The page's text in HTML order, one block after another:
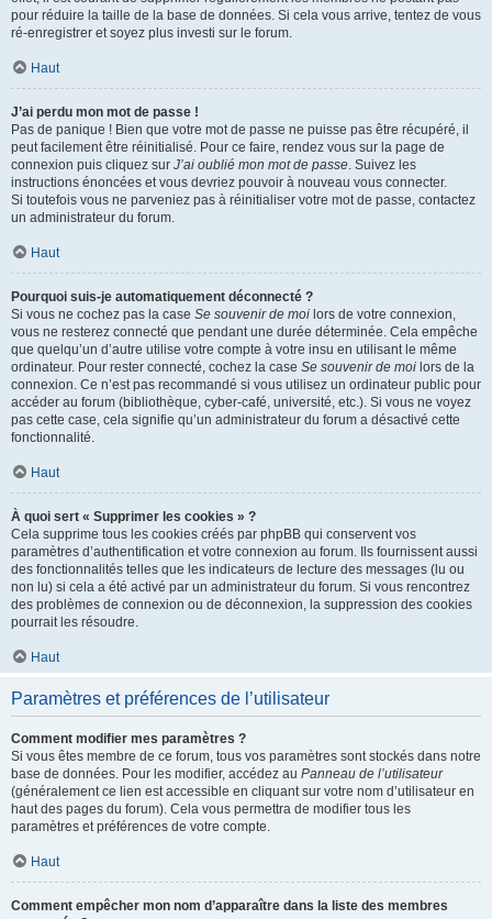
pour réduire la taille de la base de données. Si cela vous arrive, tentez de vous
ré-enregistrer et soyez plus investi sur le forum.
Haut
J’ai perdu mon mot de passe !
Pas de panique ! Bien que votre mot de passe ne puisse pas être récupéré, il
peut facilement être réinitialisé. Pour ce faire, rendez vous sur la page de
connexion puis cliquez sur J’ai oublié mon mot de passe. Suivez les
instructions énoncées et vous devriez pouvoir à nouveau vous connecter.
Si toutefois vous ne parveniez pas à réinitialiser votre mot de passe, contactez
un administrateur du forum.
Haut
Pourquoi suis-je automatiquement déconnecté ?
Si vous ne cochez pas la case Se souvenir de moi lors de votre connexion,
vous ne resterez connecté que pendant une durée déterminée. Cela empêche
que quelqu’un d’autre utilise votre compte à votre insu en utilisant le même
ordinateur. Pour rester connecté, cochez la case Se souvenir de moi lors de la
connexion. Ce n’est pas recommandé si vous utilisez un ordinateur public pour
accéder au forum (bibliothèque, cyber-café, université, etc.). Si vous ne voyez
pas cette case, cela signifie qu’un administrateur du forum a désactivé cette
fonctionnalité.
Haut
À quoi sert « Supprimer les cookies » ?
Cela supprime tous les cookies créés par phpBB qui conservent vos
paramètres d’authentification et votre connexion au forum. Ils fournissent aussi
des fonctionnalités telles que les indicateurs de lecture des messages (lu ou
non lu) si cela a été activé par un administrateur du forum. Si vous rencontrez
des problèmes de connexion ou de déconnexion, la suppression des cookies
pourrait les résoudre.
Haut
Paramètres et préférences de l’utilisateur
Comment modifier mes paramètres ?
Si vous êtes membre de ce forum, tous vos paramètres sont stockés dans notre
base de données. Pour les modifier, accédez au Panneau de l’utilisateur
(généralement ce lien est accessible en cliquant sur votre nom d’utilisateur en
haut des pages du forum). Cela vous permettra de modifier tous les
paramètres et préférences de votre compte.
Haut
Comment empêcher mon nom d’apparaître dans la liste des membres